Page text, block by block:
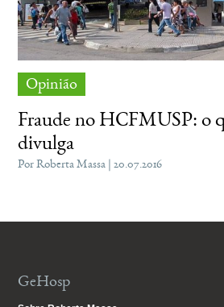
Opinião
Fraude no HCFMUSP: o
divulga
Por Roberta Massa | 20.07.2016
GeHosp